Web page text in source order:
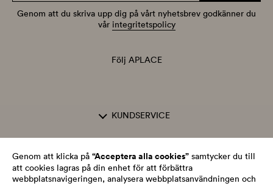
Genom att klicka på “Acceptera alla cookies” samtycker du till
att cookies lagras på din enhet för att förbättra
webbplatsnavigeringen, analysera webbplatsanvändningen och
Genom att du skriva upp dig på vårt nyhetsbrev godkänner du
vår integritetspolicy
Följ APLACE
KUNDSERVICE
OM APLACE